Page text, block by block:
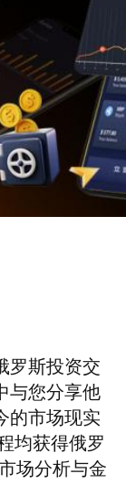
罗斯投资交
与您分享他
的市场现实
均获得俄罗
场分析与金